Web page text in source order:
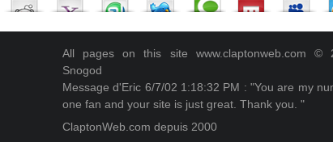
All pages on this site www.claptonweb.com ©
Snogod
Message d'Eric 6/7/02 1:18:32 PM : "You are my
one fan and your site is just great. Thank you. "
ClaptonWeb.com depuis 2000